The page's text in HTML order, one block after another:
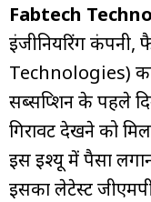
Fabtech
इंजीनियरिंग
Technologies)
सब्सक्रिप्शन के
गिरावट देखने को
इस इश्यू में पैसा
इसका लेटेस्ट